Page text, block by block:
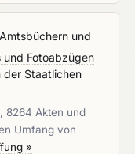
und
Fotoabzügen
der Staatlichen
8264 Akten und
Umfang von
»